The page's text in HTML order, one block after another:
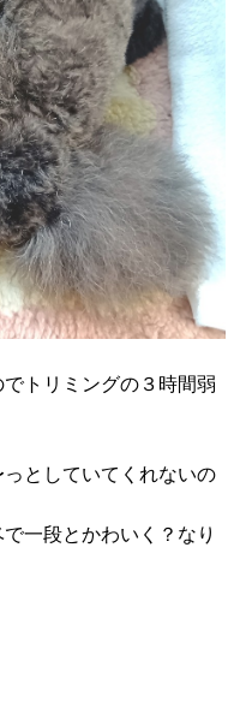
トリミングの３時間弱
としていてくれないの
一段とかわいく？なり